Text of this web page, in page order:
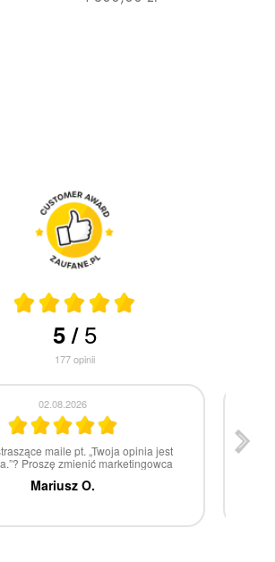
5/5
177opinii
30.07.2026
W 100% polecam
Marcin Z.